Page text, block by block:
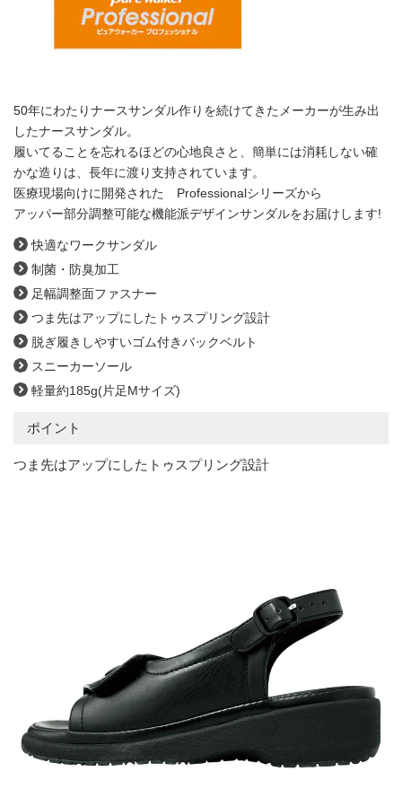
50年にわたりナースサンダル作りを続けてきたメーカーが生み出
したナースサンダル。
履いてることを忘れるほどの心地良さと、簡単には消耗しない確
かな造りは、長年に渡り支持されています。
医療現場向けに開発された Professionalシリーズから
アッパー部分調整可能な機能派デザインサンダルをお届けします!
快適なワークサンダル
制菌・防臭加工
足幅調整面ファスナー
つま先はアップにしたトゥスプリング設計
脱ぎ履きしやすいゴム付きバックベルト
スニーカーソール
軽量約185g(片足Mサイズ)
ポイント
つま先はアップにしたトゥスプリング設計